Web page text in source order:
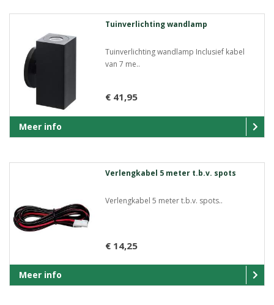
Tuinverlichting wandlamp
Tuinverlichting wandlamp Inclusief kabel
van 7 me..
€ 41,95
Meer info
Verlengkabel 5 meter t.b.v. spots
Verlengkabel 5 meter t.b.v. spots..
€ 14,25
Meer info